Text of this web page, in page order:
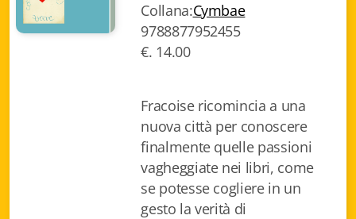
Collana:Cymbae
9788877952455
€. 14.00
Fracoise ricomincia a una
nuova città per conoscere
finalmente quelle passioni
vagheggiate nei libri, come
se potesse cogliere in un
gesto la verità di
Gottardo ed. Tempi moderni